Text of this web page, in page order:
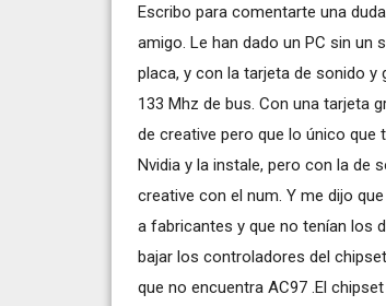
Escribo para comentarte una
amigo. Le han dado un PC sin un
placa, y con la tarjeta de sonido y
133 Mhz de bus. Con una tarjeta
de creative pero que lo único que
Nvidia y la instale, pero con la de
creative con el num. Y me dijo
a fabricantes y que no tenían los
bajar los controladores del
que no encuentra AC97 .El